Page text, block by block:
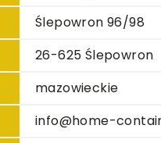
Ślepowron 96/98
26-625 Ślepowron
mazowieckie
info@home-